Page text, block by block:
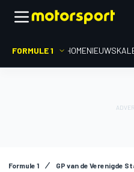
FORMULE 1 HOMENIEUWS
Formule 1 GP van de Verenigde